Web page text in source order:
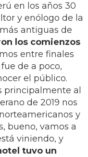
en los años 30
y enólogo de la
antiguas de
los comienzos
entre finales
de a poco,
el público.
principalmente al
de 2019 nos
y
bueno, vamos a
viniendo, y
tuvo un